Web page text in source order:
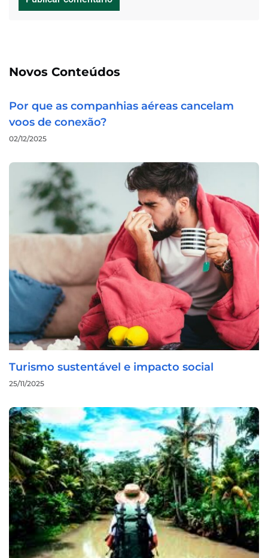
Novos Conteúdos
Por que as companhias aéreas cancelam
voos de conexão?
02/12/2025
Turismo sustentável e impacto social
25/11/2025